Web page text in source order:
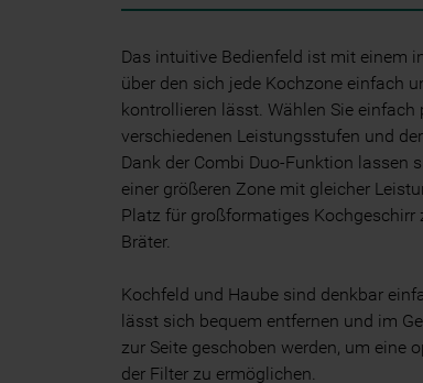
Das intuitive Bedienfeld ist mit einem
über den sich jede Kochzone einfach
kontrollieren lässt. Wählen Sie einfach
verschiedenen Leistungsstufen und
Dank der Combi Duo-Funktion lassen
einer größeren Zone mit gleicher
Platz für großformatiges Kochgeschirr
Bräter.
Kochfeld und Haube sind denkbar
lässt sich bequem entfernen und im
zur Seite geschoben werden, um eine
der Filter zu ermöglichen.